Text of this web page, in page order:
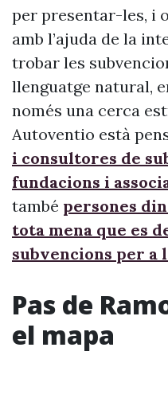
per presentar-les, i
amb l’ajuda de la
trobar les
llenguatge natural,
només una cerca
Autoventio està
i consultores de
fundacions i
també persones
tota mena que es
subvencions per a
Pas de
el mapa